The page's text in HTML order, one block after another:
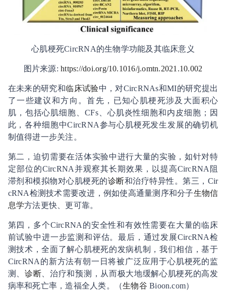
心肌梗死CircRNA的生物学功能及其临床意义
图片来源:https://doi.org/10.1016/j.omtn.2021.10.002
在未来的研究和临床试验中，对CircRNAs和MI的研究提出
了一些建议和方向。首先，已知心肌梗死涉及大面积心
肌，包括心肌细胞、CFs、心肌炎性细胞和内皮细胞；因
此，各种细胞中CircRNA参与心肌梗死发生发展的确切机
制值得进一步关注。
第二，迫切需要在活体实验中进行大量的实验，如针对特
定部位的CircRNA并观察其长期效果，以提高CircRNA 阻
滞剂和模拟物对心肌梗死的诊断和治疗特异性。第三， Cir
cRNA检测技术需要改进，例如使高通量测序和分子生物信
息学方法更快、更可靠。
第四，多个CircRNA 的安全性和有效性需要在大量的临床
前试验中进一步监测和评估。最后，通过发展CircRNA检
测技术，全面了解心肌梗死的发病机制，我们相信，基于
CircRNA 的新方法有朝一日将被广泛应用于心肌梗死的监
测、诊断 、治疗和预测，从而极大地缓解心肌梗死的高发
病率和死亡率，造福全人类。（生物谷 Bioon.com）